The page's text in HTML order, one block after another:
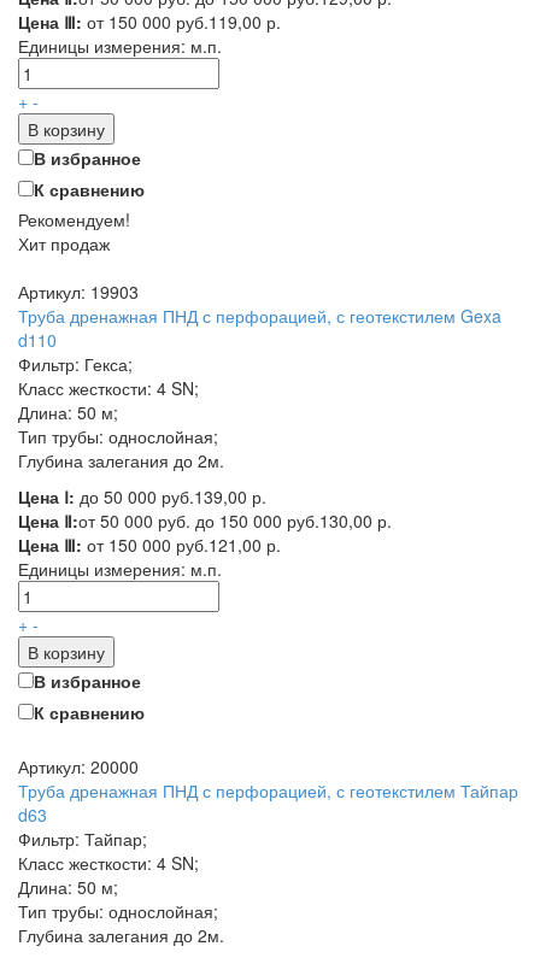
Цена Ⅲ: от 150 000 руб.119,00 р.
Единицы измерения: м.п.
+ -
В корзину
В избранное
К сравнению
Рекомендуем!
Хит продаж
Артикул: 19903
Труба дренажная ПНД с перфорацией, с геотекстилем Gexa
d110
Фильтр: Гекса;
Класс жесткости: 4 SN;
Длина: 50 м;
Тип трубы: однослойная;
Глубина залегания до 2м.
Цена Ⅰ: до 50 000 руб.139,00 р.
Цена Ⅱ:от 50 000 руб. до 150 000 руб.130,00 р.
Цена Ⅲ: от 150 000 руб.121,00 р.
Единицы измерения: м.п.
+ -
В корзину
В избранное
К сравнению
Артикул: 20000
Труба дренажная ПНД с перфорацией, с геотекстилем Тайпар
d63
Фильтр: Тайпар;
Класс жесткости: 4 SN;
Длина: 50 м;
Тип трубы: однослойная;
Глубина залегания до 2м.